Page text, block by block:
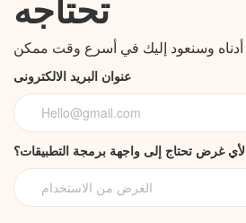
عنوان البريد الالكترونى
لأي غرض تحتاج إلى واجهة برمجة التطبيقات؟